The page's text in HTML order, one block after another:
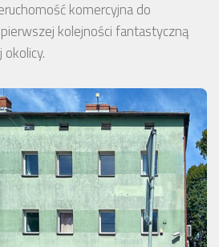
komercyjna do
kolejności fantastyczną